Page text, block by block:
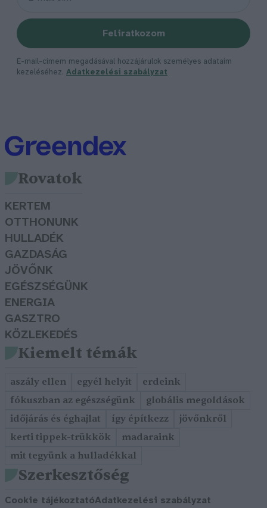
Feliratkozom
E-mail-címem megadásával hozzájárulok személyes adataim
kezeléséhez. Adatkezelési szabályzat
Rovatok
KERTEM
OTTHONUNK
HULLADÉK
GAZDASÁG
JÖVŐNK
EGÉSZSÉGÜNK
ENERGIA
GASZTRO
KÖZLEKEDÉS
Kiemelt témák
aszály ellen egyél helyit
erdeink
fókuszban az egészségünk
globális megoldások
időjárás és éghajlat
így építkezz
jövőnkről
kerti tippek-trükkök
madaraink
mit tegyünk a hulladékkal
Szerkesztőség
Cookie tájékoztatóAdatkezelési szabályzat